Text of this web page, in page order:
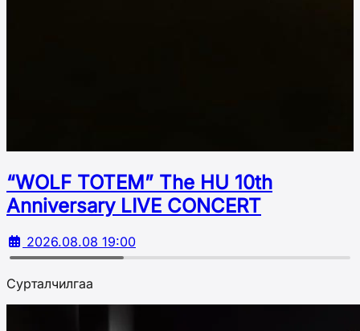
“WOLF TOTEM” The HU 10th
Аnniversary LIVE CONCERT
2026.08.08 19:00
Сурталчилгаа